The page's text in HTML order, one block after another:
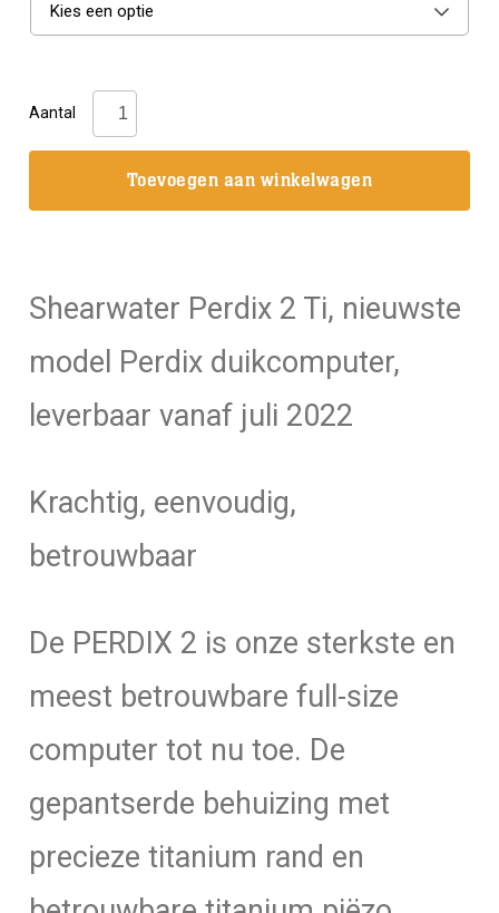
Kies een optie
Aantal
Shearwater:
Perdix
Toevoegen aan winkelwagen
Shearwater Perdix 2 Ti, nieuwste
model Perdix duikcomputer,
leverbaar vanaf juli 2022
Krachtig, eenvoudig,
betrouwbaar
De PERDIX 2 is onze sterkste en
meest betrouwbare full-size
computer tot nu toe. De
gepantserde behuizing met
precieze titanium rand en